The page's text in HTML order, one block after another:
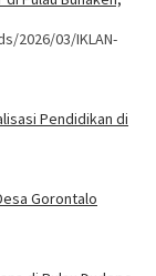
2026/03/IKLAN-
Pendidikan di
Gorontalo